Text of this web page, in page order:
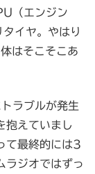
（エンジン
イヤ。やはり
はそこそこあ
ラブルが発生
抱えていまし
て最終的には3
ラジオではずっ